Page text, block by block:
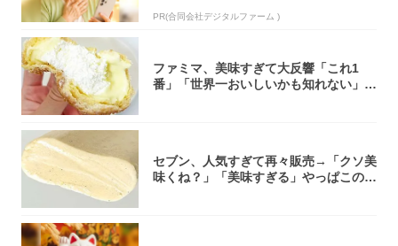
PR(合同会社デジタルファーム )
ファミマ、美味すぎて大反響「これ1
番」「世界一おいしいかも知れない」
セブン、人気すぎて再々販売→「クソ美
味くね？」「美味すぎる」やっぱこのク